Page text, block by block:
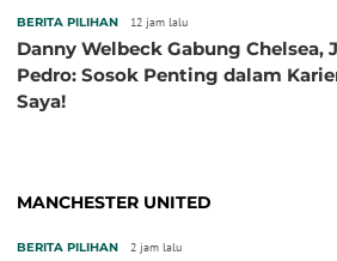
BERITA PILIHAN 12 jam lalu
Danny Welbeck Gabung Chelsea,
Pedro: Sosok Penting dalam
Saya!
MANCHESTER UNITED
BERITA PILIHAN 2 jam lalu